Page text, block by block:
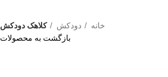
خانه دودکش
کلاهک دودکش
بازگشت به محصولات